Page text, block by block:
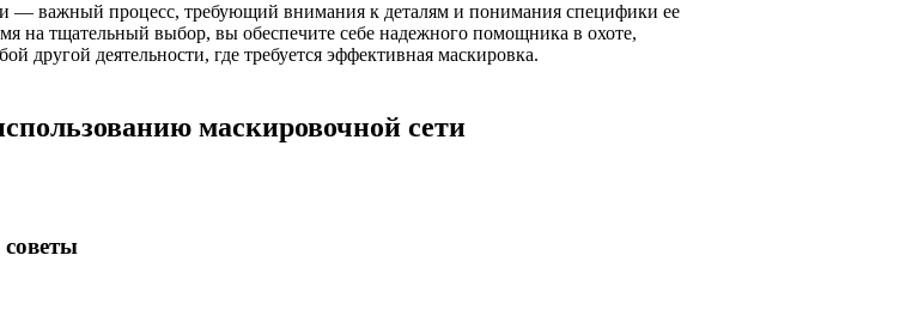
— важный процесс, требующий внимания к деталям и понимания специфики ее
на тщательный выбор, вы обеспечите себе надежного помощника в охоте,
другой деятельности, где требуется эффективная маскировка.
маскировочной сети